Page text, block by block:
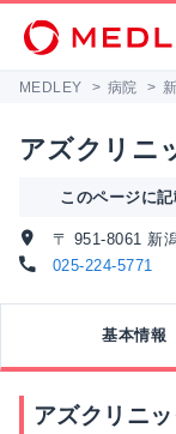
MEDLEY > 病院 >
アズクリニ
このページに
〒 951-8061 新
025-224-5771
基本情報
アズクリニ